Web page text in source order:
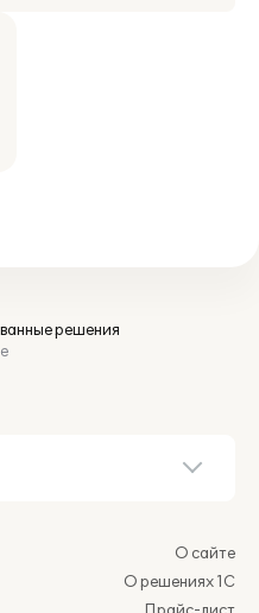
решения
О сайте
О решениях 1С